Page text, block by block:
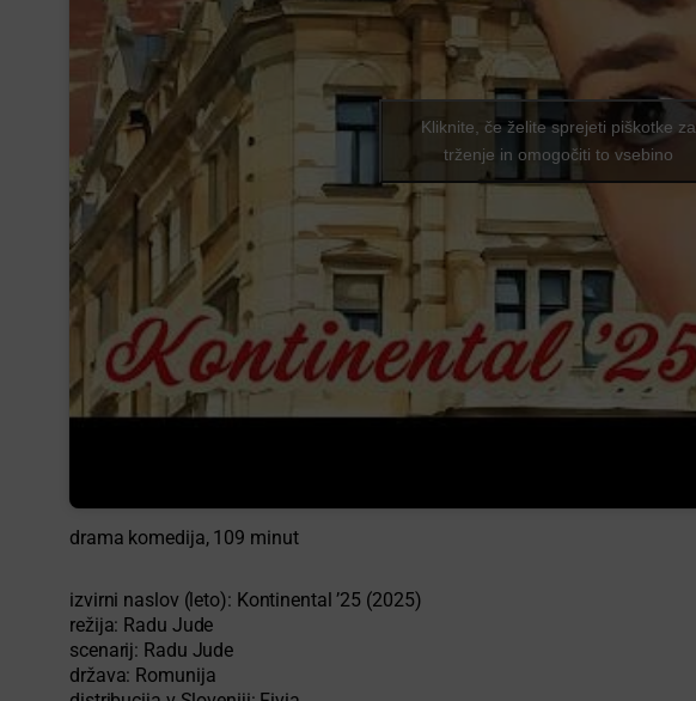
Kliknite, če želite sprejeti piškotke za
trženje in omogočiti to vsebino
drama komedija, 109 minut
izvirni naslov (leto): Kontinental ’25 (2025)
režija: Radu Jude
scenarij: Radu Jude
država: Romunija